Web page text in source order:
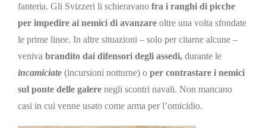
fanteria. Gli Svizzeri li schieravano fra i ranghi di picche
per impedire ai nemici di avanzareoltre una volta sfondate
le prime linee. In altre situazioni – solo per citarne alcune –
veniva brandito dai difensori degli assedi,durante le
incamiciate(incursioni notturne) o per contrastare i nemici
sul ponte delle galerenegli scontri navali. Non mancano
casi in cui venne usato come arma per l’omicidio.